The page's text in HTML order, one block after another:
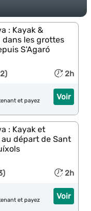
: Kayak &
dans les grottes
S'Agaró
2h
Voir
et payez
: Kayak et
départ de Sant
2h
Voir
et payez